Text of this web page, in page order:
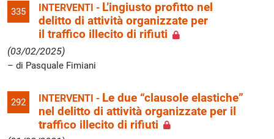
335 INTERVENTI - L’ingiusto profitto nel
delitto di attività organizzate per
il traffico illecito di rifiuti
(03/02/2025)
di Pasquale Fimiani
292 INTERVENTI - Le due “clausole elastiche”
nel delitto di attività organizzate per il
traffico illecito di rifiuti